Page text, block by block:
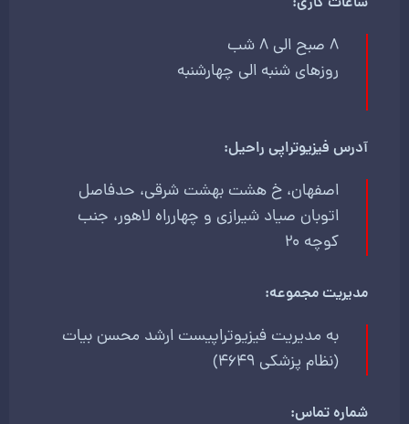
8 صبح الی 8 شب
روزهای شنبه الی چهارشنبه
آدرس فیزیوتراپی راحیل:
اصفهان، خ هشت بهشت شرقی، حدفاصل
اتوبان صیاد شیرازی و چهارراه لاهور، جنب
کوچه 20
مدیریت مجموعه:
به مدیریت فیزیوتراپیست ارشد محسن بیات
(نظام پزشکی 4649)
شماره تماس: